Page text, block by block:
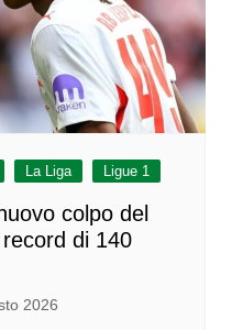
La Liga Ligue 1
colpo del
di 140
2026